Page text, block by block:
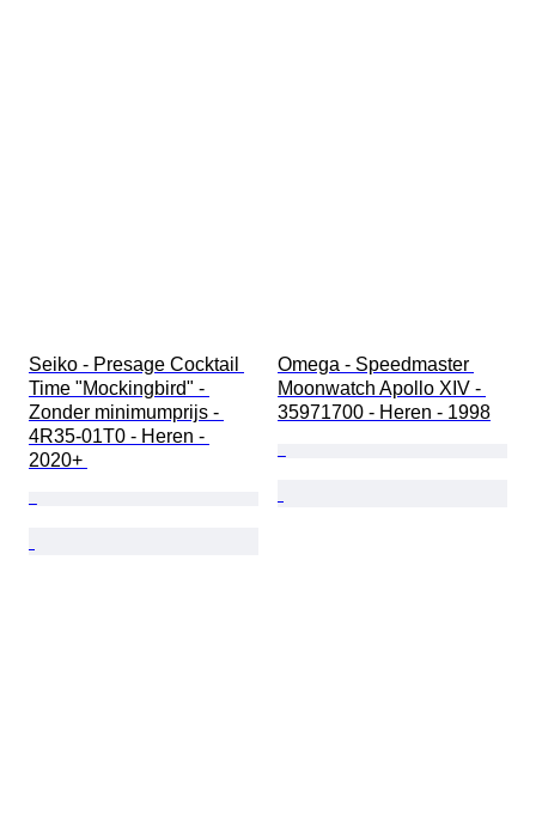
Seiko - Presage Cocktail
Time "Mockingbird" -
Zonder minimumprijs -
4R35-01T0 - Heren -
2020+
Omega - Speedmaster
Moonwatch Apollo XIV -
35971700 - Heren - 1998